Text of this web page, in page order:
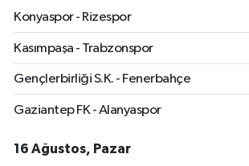
Konyaspor - Rizespor
Kasımpaşa - Trabzonspor
Gençlerbirliği S.K. - Fenerbahçe
Gaziantep FK - Alanyaspor
16 Ağustos, Pazar